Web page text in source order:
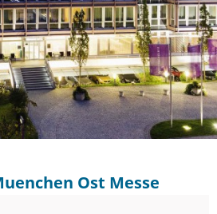
Ost Messe